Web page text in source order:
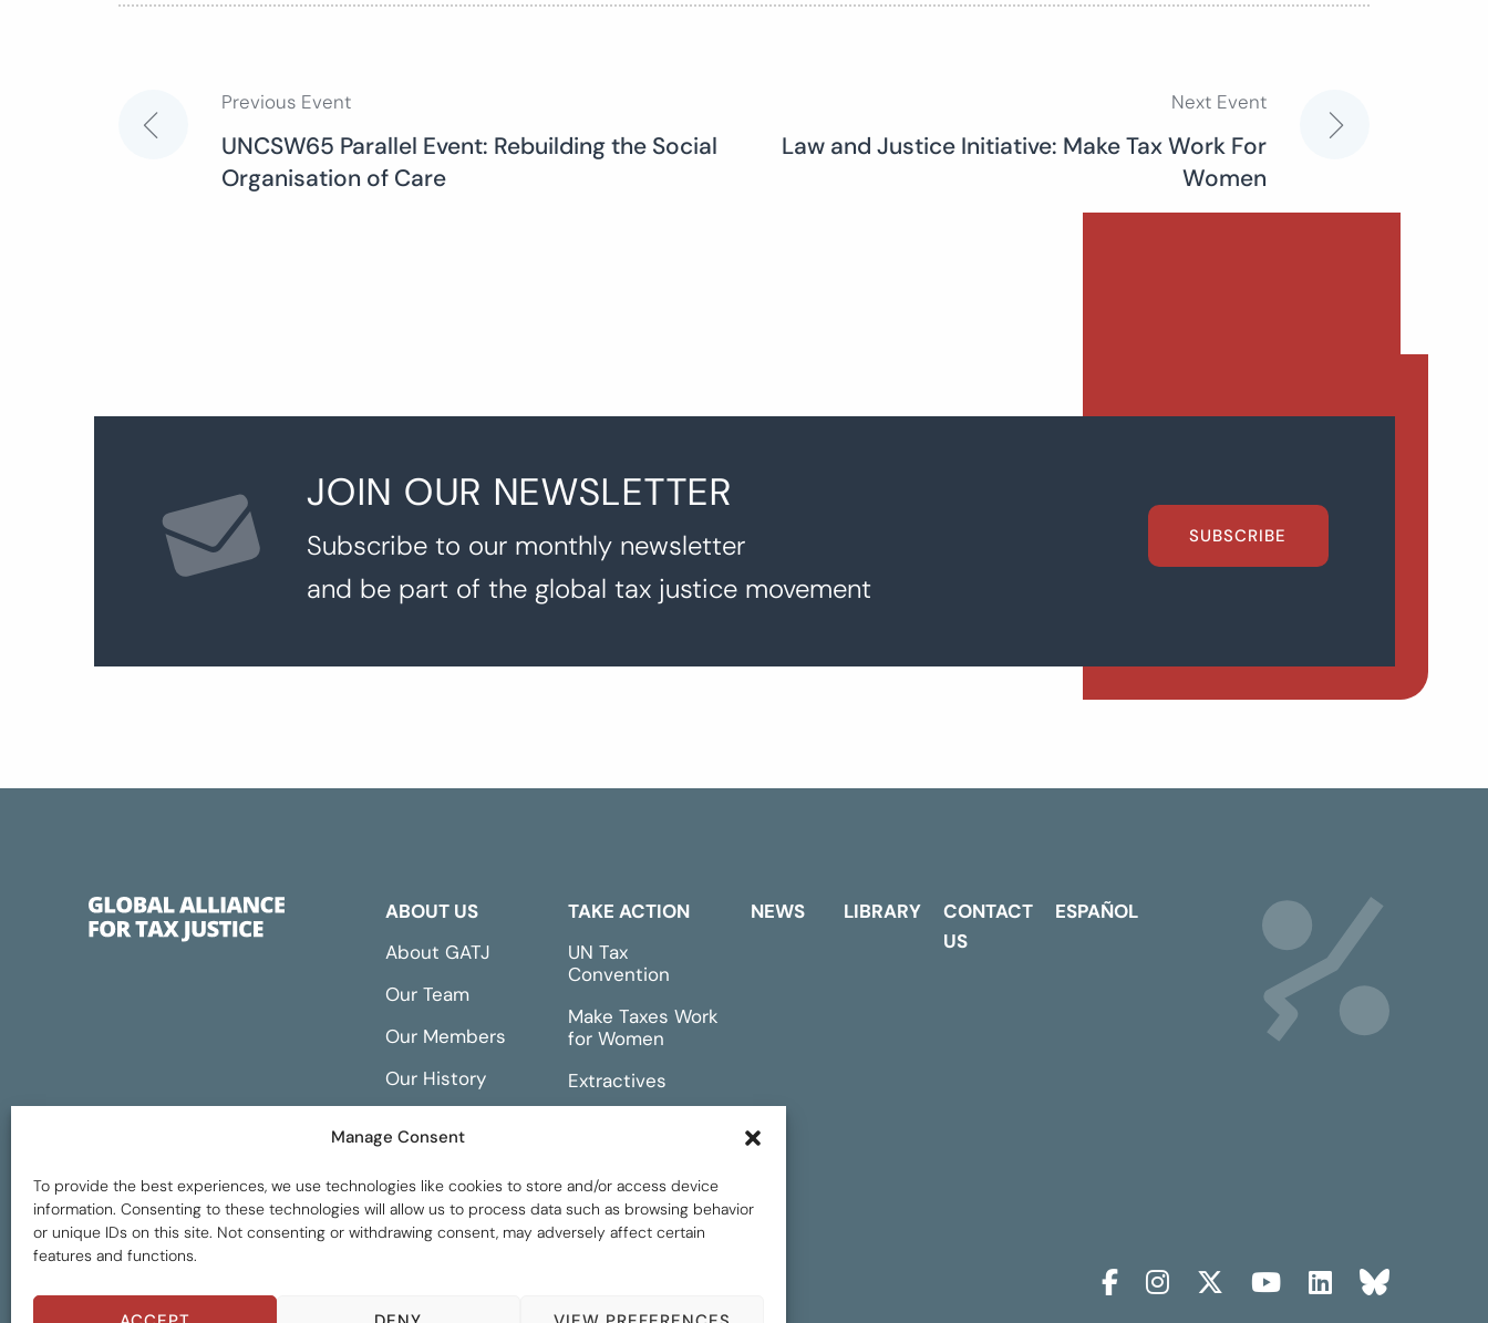
Manage Consent
To provide the best experiences, we use technologies like cookies to store and/or access device
information. Consenting to these technologies will allow us to process data such as browsing behavior
or unique IDs on this site. Not consenting or withdrawing consent, may adversely affect certain
features and functions.
Post
navigation
Previous Event
UNCSW65 Parallel Event: Rebuilding the Social
Organisation of Care
Next Event
Law and Justice Initiative: Make Tax Work For
Women
JOIN OUR NEWSLETTER
Subscribe to our monthly newsletter
and be part of the global tax justice movement
SUBSCRIBE
ABOUT US
About GATJ
Our Team
Our Members
Our History
Financials
TAKE ACTION
UN Tax
Convention
Make Taxes Work
for Women
Extractives
NEWS LIBRARY
CONTACT
US
ESPAÑOL
Global Tax Justice © 2026. All Rights Reserved.